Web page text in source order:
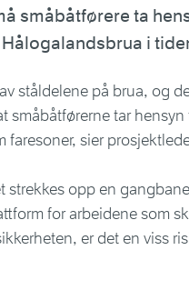
småbåtførere ta
i
ståldelene på brua, og
småbåtførerne tar
faresoner, sier
strekkes opp en
for arbeidene som
er det en viss